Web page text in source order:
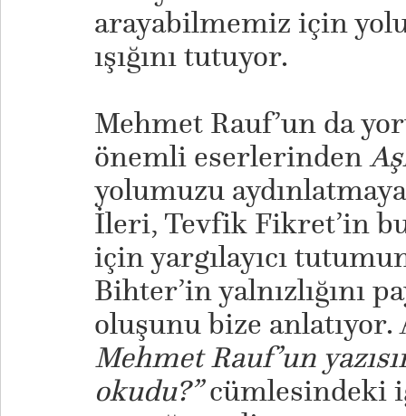
arayabilmemiz için
ışığını tutuyor.
Mehmet Rauf’un da
önemli eserlerinden
yolumuzu
İleri, Tevfik Fikret’in
için yargılayıcı
Bihter’in yalnızlığını
oluşunu bize anlatıyor.
Mehmet Rauf’un
okudu?”cümlesindeki